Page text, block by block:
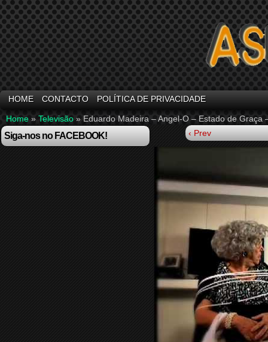
HOME CONTACTO POLÍTICA DE PRIVACIDADE
Home » Televisão » Eduardo Madeira – Angel-O – Estado de Graça
Siga-nos no FACEBOOK! ‹ Prev